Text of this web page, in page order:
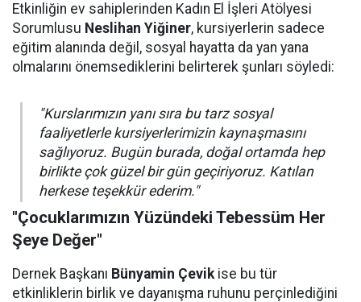
Etkinliğin ev sahiplerinden Kadın El İşleri Atölyesi
Sorumlusu Neslihan Yiğiner, kursiyerlerin sadece
eğitim alanında değil, sosyal hayatta da yan yana
olmalarını önemsediklerini belirterek şunları söyledi:
"Kurslarımızın yanı sıra bu tarz sosyal
faaliyetlerle kursiyerlerimizin kaynaşmasını
sağlıyoruz. Bugün burada, doğal ortamda hep
birlikte çok güzel bir gün geçiriyoruz. Katılan
herkese teşekkür ederim."
"Çocuklarımızın Yüzündeki Tebessüm Her
Şeye Değer"
Dernek Başkanı Bünyamin Çevikise bu tür
etkinliklerin birlik ve dayanışma ruhunu perçinlediğini